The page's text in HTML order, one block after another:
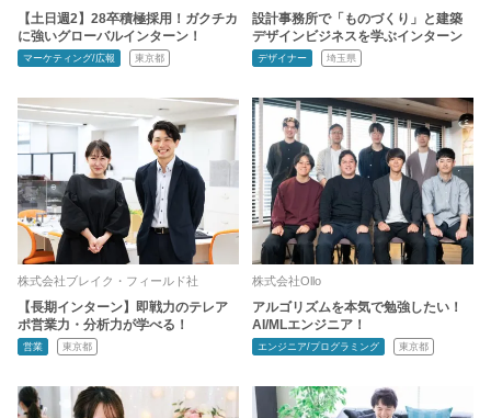
【土日週2】28卒積極採用！ガクチカ
に強いグローバルインターン！
マーケティング/広報 東京都
設計事務所で「ものづくり」と建築
デザインビジネスを学ぶインターン
デザイナー 埼玉県
株式会社ブレイク・フィールド社
【長期インターン】即戦力のテレア
ポ営業力・分析力が学べる！
営業 東京都
株式会社Ollo
アルゴリズムを本気で勉強したい！
AI/MLエンジニア！
エンジニア/プログラミング 東京都